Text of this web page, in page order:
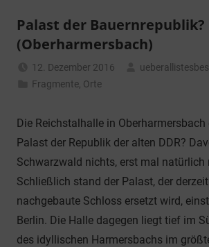
Palast der Bauernrepublik?
(Oberharmersbach)
12. Dezember 2016
Fragmente Orte
Die Reichstalhalle in Oberharmersbach
Palast der Republik der alten DDR?
Schwarzwald nichts, erst mal natürlich
Schließlich stand der Palast, der
nachgebaute Schloss ersetzt wird,
Berlin. Die Halle dagegen liegt tief im
des idyllischen Harmersbachs im